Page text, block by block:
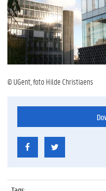
© UGent, foto Hilde Christiaens